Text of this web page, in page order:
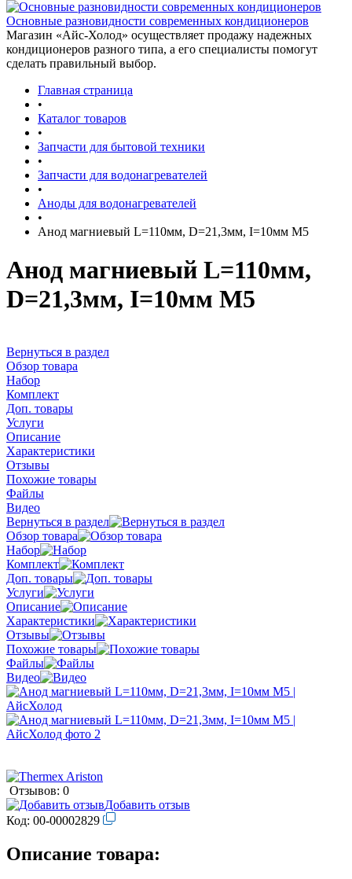
Основные разновидности современных кондиционеров
Магазин «Айс-Холод» осуществляет продажу надежных
кондиционеров разного типа, а его специалисты помогут
сделать правильный выбор.
Главная страница
•
Каталог товаров
•
Запчасти для бытовой техники
•
Запчасти для водонагревателей
•
Аноды для водонагревателей
•
Анод магниевый L=110мм, D=21,3мм, I=10мм М5
Анод магниевый L=110мм,
D=21,3мм, I=10мм М5
Вернуться в раздел
Обзор товара
Набор
Комплект
Доп. товары
Услуги
Описание
Характеристики
Отзывы
Похожие товары
Файлы
Видео
Вернуться в раздел
Обзор товара
Набор
Комплект
Доп. товары
Услуги
Описание
Характеристики
Отзывы
Похожие товары
Файлы
Видео
Отзывов: 0
Добавить отзыв
Код: 00-00002829
Описание товара: